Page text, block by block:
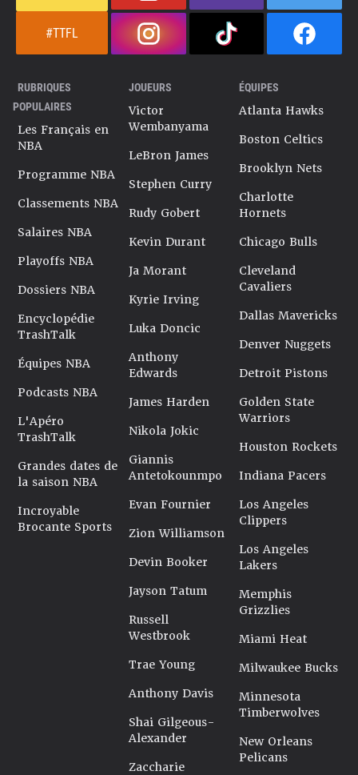
#TTFL
RUBRIQUES
POPULAIRES
Les Français en
NBA
Programme NBA
Classements NBA
Salaires NBA
Playoffs NBA
Dossiers NBA
Encyclopédie
TrashTalk
Équipes NBA
Podcasts NBA
L'Apéro
TrashTalk
Grandes dates de
la saison NBA
Incroyable
Brocante Sports
JOUEURS
Victor
Wembanyama
LeBron James
Stephen Curry
Rudy Gobert
Kevin Durant
Ja Morant
Kyrie Irving
Luka Doncic
Anthony
Edwards
James Harden
Nikola Jokic
Giannis
Antetokounmpo
Evan Fournier
Zion Williamson
Devin Booker
Jayson Tatum
Russell
Westbrook
Trae Young
Anthony Davis
Shai Gilgeous-
Alexander
Zaccharie
ÉQUIPES
Atlanta Hawks
Boston Celtics
Brooklyn Nets
Charlotte
Hornets
Chicago Bulls
Cleveland
Cavaliers
Dallas Mavericks
Denver Nuggets
Detroit Pistons
Golden State
Warriors
Houston Rockets
Indiana Pacers
Los Angeles
Clippers
Los Angeles
Lakers
Memphis
Grizzlies
Miami Heat
Milwaukee Bucks
Minnesota
Timberwolves
New Orleans
Pelicans